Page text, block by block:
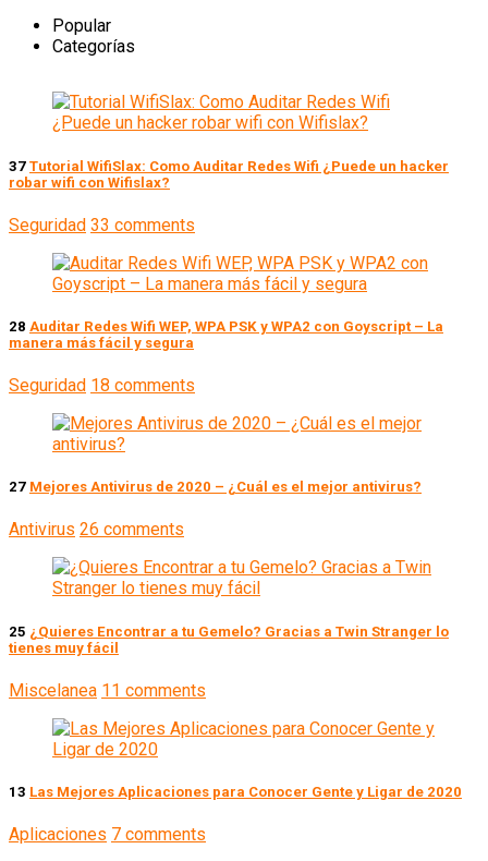
Popular
Categorías
37 Tutorial WifiSlax: Como Auditar Redes Wifi ¿Puede un hacker
robar wifi con Wifislax?
Seguridad 33 comments
28 Auditar Redes Wifi WEP, WPA PSK y WPA2 con Goyscript – La
manera más fácil y segura
Seguridad 18 comments
27 Mejores Antivirus de 2020 – ¿Cuál es el mejor antivirus?
Antivirus 26 comments
25 ¿Quieres Encontrar a tu Gemelo? Gracias a Twin Stranger lo
tienes muy fácil
Miscelanea 11 comments
13 Las Mejores Aplicaciones para Conocer Gente y Ligar de 2020
Aplicaciones 7 comments